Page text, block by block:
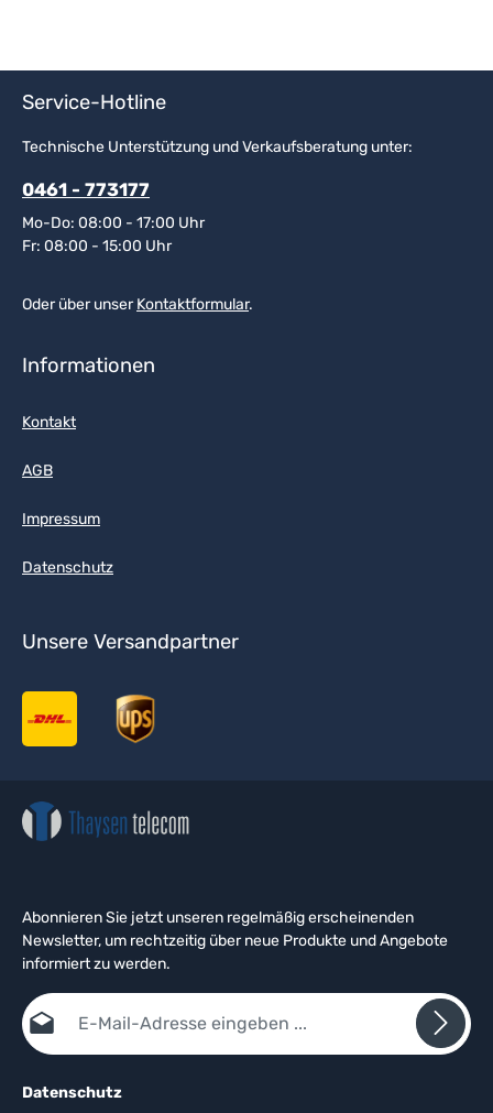
Service-Hotline
Technische Unterstützung und Verkaufsberatung unter:
0461 - 773177
Mo-Do: 08:00 - 17:00 Uhr
Fr: 08:00 - 15:00 Uhr
Oder über unserKontaktformular.
Informationen
Kontakt
AGB
Impressum
Datenschutz
Unsere Versandpartner
Abonnieren Sie jetzt unseren regelmäßig erscheinenden
Newsletter, um rechtzeitig über neue Produkte und Angebote
informiert zu werden.
E-Mail-Adresse*
Datenschutz